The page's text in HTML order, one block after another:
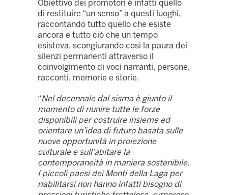
Obiettivo dei promotori è infatti quello
di restituire “un senso” a questi luoghi,
raccontando tutto quello che esiste
ancora e tutto ciò che un tempo
esisteva, scongiurando così la paura dei
silenzi permanenti attraverso il
coinvolgimento di voci narranti, persone,
racconti, memorie e storie.
“Nel decennale dal sisma è giunto il
momento di riunire tutte le forze
disponibili per costruire insieme ed
orientare un’idea di futuro basata sulle
nuove opportunità in proiezione
culturale e sull’abitare la
contemporaneità in maniera sostenibile.
I piccoli paesi dei Monti della Laga per
riabilitarsi non hanno infatti bisogno di